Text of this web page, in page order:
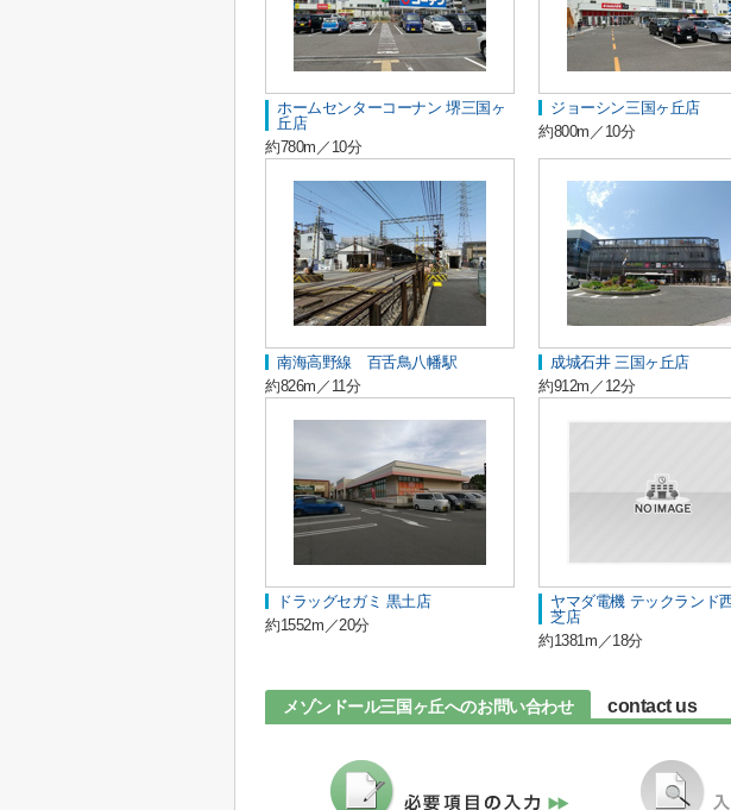
ホームセンターコーナン 堺三国ヶ
丘店
約780m／10分
ジョーシン三国ヶ丘店
約800m／10分
南海高野線 百舌鳥八幡駅
約826m／11分
成城石井 三国ヶ丘店
約912m／12分
ドラッグセガミ 黒土店
約1552m／20分
ヤマダ電機 テックランド
芝店
約1381m／18分
メゾンドール三国ヶ丘へのお問い合わせ contact us